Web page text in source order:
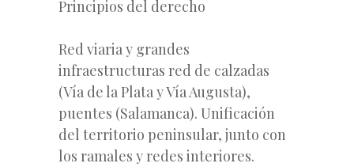
Principios del derecho
Red viaria y grandes
infraestructuras red de calzadas
(Vía de la Plata y Vía Augusta),
puentes (Salamanca). Unificación
del territorio peninsular, junto con
los ramales y redes interiores.